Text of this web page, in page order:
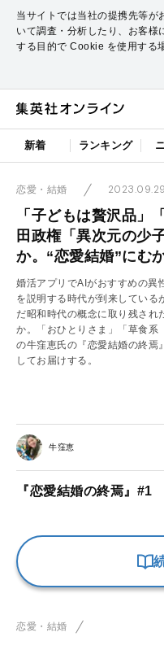
当サイトでは当社の提携先等が
いて調査・分析したり、お客様
する目的で Cookie を使用する
新着 ランキング
恋愛・結婚 2023.09.29
「子どもは贅沢品」
田政権「異次元の少
か。“恋愛結婚”にむ
婚活アプリでAIがおすすめの異
を説明する時代が到来している
だ昭和時代の概念に取り残され
か。「おひとりさま」「草食系
の牛窪恵氏の『恋愛結婚の終焉
してお届けする。
牛窪恵
『恋愛結婚の終焉』#1
恋愛・結婚